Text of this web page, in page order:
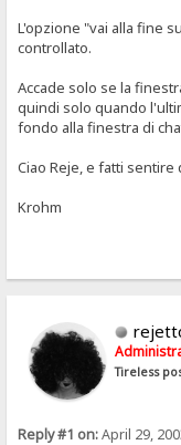
L'opzione "vai alla fine
controllato.
Accade solo se la
quindi solo quando
fondo alla finestra di
Ciao Reje, e fatti sentire
Krohm
Tireless
Reply #1 on:April 29,